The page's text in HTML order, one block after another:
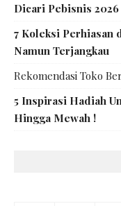
Dicari Pebisnis 2026
7 Koleksi Perhiasan
Namun Terjangkau
Rekomendasi Toko
5 Inspirasi Hadiah
Hingga Mewah !